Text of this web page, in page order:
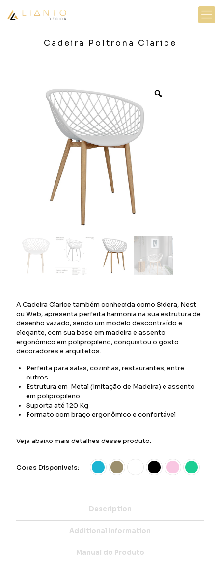
Cadeira Poltrona Clarice
A Cadeira Clarice também conhecida como Sidera, Nest
ou Web, apresenta perfeita harmonia na sua estrutura de
desenho vazado, sendo um modelo descontraído e
elegante, com sua base em madeira e assento
ergonômico em polipropileno, conquistou o gosto
decoradores e arquitetos.
Perfeita para salas, cozinhas, restaurantes, entre
outros
Estrutura em Metal (Imitação de Madeira) e assento
em polipropileno
Suporta até 120 Kg
Formato com braço ergonômico e confortável
Veja abaixo mais detalhes desse produto.
Cores Disponíveis:
Description
Additional Information
Manual do Produto